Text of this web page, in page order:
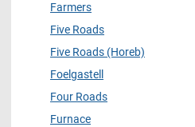
Farmers
Five Roads
Five Roads (Horeb)
Foelgastell
Four Roads
Furnace